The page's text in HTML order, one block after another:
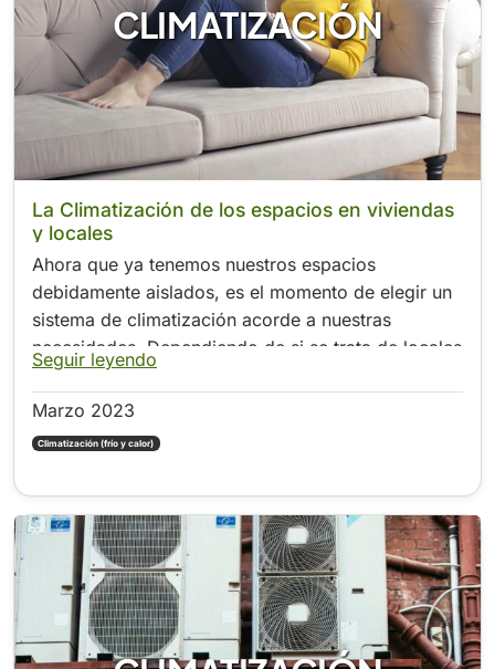
CLIMATIZACIÓN
La Climatización de los espacios en viviendas
y locales
Ahora que ya tenemos nuestros espacios
debidamente aislados, es el momento de elegir un
sistema de climatización acorde a nuestras
necesidades. Dependiendo de si se trata de locales
industriales, comerciales o viviendas...
Seguir leyendo
Marzo 2023
Climatización (frío y calor)